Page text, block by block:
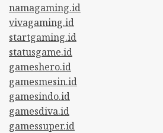
namagaming.id
vivagaming.id
startgaming.id
statusgame.id
gameshero.id
gamesmesin.id
gamesindo.id
gamesdiva.id
gamessuper.id